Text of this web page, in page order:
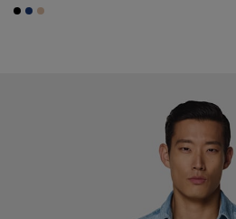
#000000
#1C3D7A
#E4C4A9